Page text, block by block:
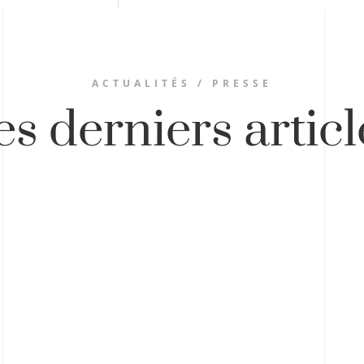
ACTUALITÉS / PRESSE
derniers